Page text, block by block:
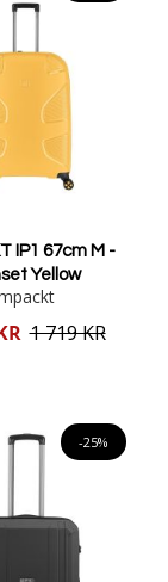
IP1 67cm M -
Yellow
1 719 KR
-25%